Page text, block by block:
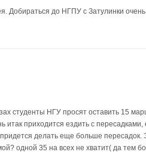
Добираться до НГПУ с Затулинки
студенты НГУ просят оставить 15
итак приходится ездить с
делать еще больше пересадок.
одной 35 на всех не хватит( да тем